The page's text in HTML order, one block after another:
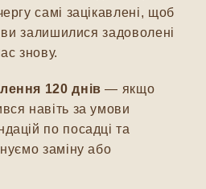
самі зацікавлені, щоб
залишилися задоволені
знову.
120 днів — якщо
навіть за умови
по посадці та
заміну або